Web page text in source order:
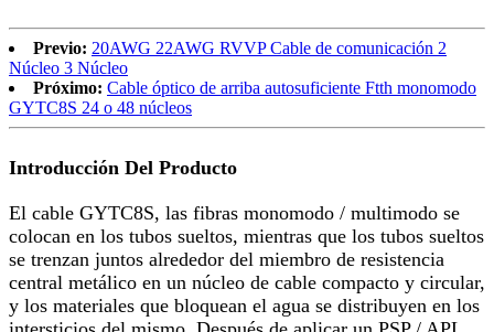
Previo: 20AWG 22AWG RVVP Cable de comunicación 2
Núcleo 3 Núcleo
Próximo: Cable óptico de arriba autosuficiente Ftth monomodo
GYTC8S 24 o 48 núcleos
Introducción Del Producto
El cable GYTC8S, las fibras monomodo / multimodo se
colocan en los tubos sueltos, mientras que los tubos sueltos
se trenzan juntos alrededor del miembro de resistencia
central metálico en un núcleo de cable compacto y circular,
y los materiales que bloquean el agua se distribuyen en los